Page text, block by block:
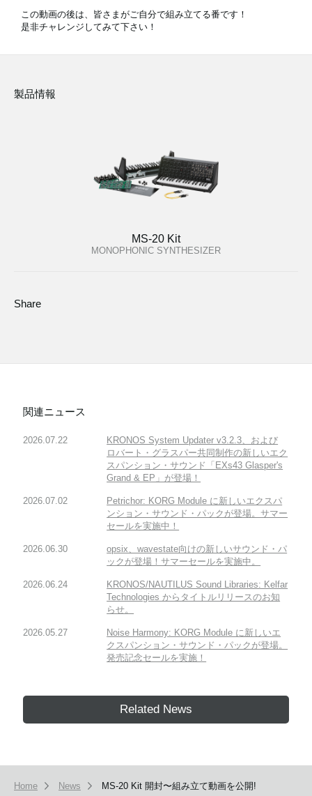
About KORG
この動画の後は、皆さまがご自分で組み立てる番です！
是非チャレンジしてみて下さい！
製品情報
MS-20 Kit
MONOPHONIC SYNTHESIZER
Share
関連ニュース
2026.07.22
KRONOS System Updater v3.2.3、および
ロバート・グラスパー共同制作の新しいエク
スパンション・サウンド「EXs43 Glasper's
Grand & EP」が登場！
2026.07.02
Petrichor: KORG Module に新しいエクスパ
ンション・サウンド・パックが登場。サマー
セールを実施中！
2026.06.30
opsix、wavestate向けの新しいサウンド・パ
ックが登場！サマーセールを実施中。
2026.06.24
KRONOS/NAUTILUS Sound Libraries: Kelfar
Technologies からタイトルリリースのお知
らせ。
2026.05.27
Noise Harmony: KORG Module に新しいエ
クスパンション・サウンド・パックが登場。
発売記念セールを実施！
Related News
Home News MS-20 Kit 開封〜組み立て動画を公開!